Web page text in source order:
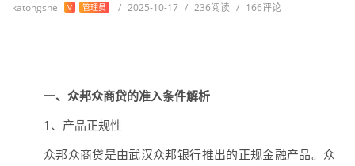
katongshe V 管理员 / 2025-10-17 / 236阅读 / 166评论
一、众邦众商贷的准入条件解析
1、产品正规性
众邦众商贷是由武汉众邦银行推出的正规金融产品。众